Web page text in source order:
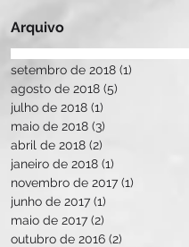
Arquivo
setembro de 2018 (1)
agosto de 2018 (5)
julho de 2018 (1)
maio de 2018 (3)
abril de 2018 (2)
janeiro de 2018 (1)
novembro de 2017 (1)
junho de 2017 (1)
maio de 2017 (2)
outubro de 2016 (2)